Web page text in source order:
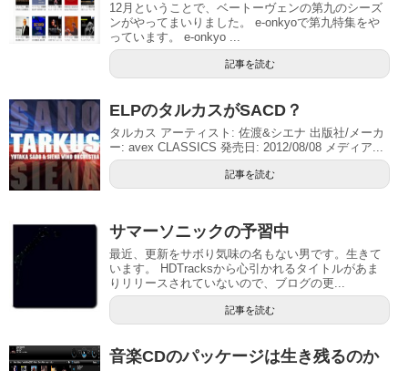
12月ということで、ベートーヴェンの第九のシーズ
ンがやってまいりました。 e-onkyoで第九特集をや
っています。 e-onkyo ...
記事を読む
ELPのタルカスがSACD？
タルカス アーティスト: 佐渡&シエナ 出版社/メーカ
ー: avex CLASSICS 発売日: 2012/08/08 メディア...
記事を読む
サマーソニックの予習中
最近、更新をサボり気味の名もない男です。生きて
います。 HDTracksから心引かれるタイトルがあま
りリリースされていないので、ブログの更...
記事を読む
音楽CDのパッケージは生き残るのか